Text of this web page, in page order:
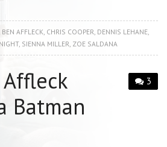
BEN AFFLECK CHRIS COOPER DENNIS LEHANE
, SIENNA MILLER ZOE SALDANA
3
Batman